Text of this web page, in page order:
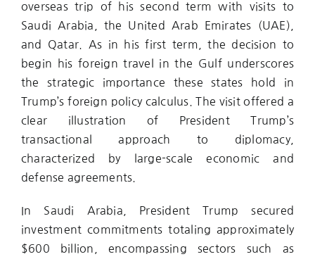
overseas trip of his second term with visits to
Saudi Arabia, the United Arab Emirates (UAE),
and Qatar. As in his first term, the decision to
begin his foreign travel in the Gulf underscores
the strategic importance these states hold in
Trump’s foreign policy calculus. The visit offered a
clear illustration of President Trump’s
transactional approach to diplomacy,
characterized by large-scale economic and
defense agreements.
In Saudi Arabia, President Trump secured
investment commitments totaling approximately
$600 billion, encompassing sectors such as